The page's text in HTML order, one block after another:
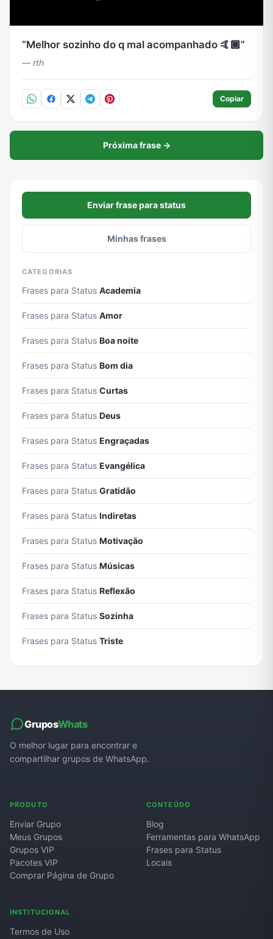
Melhor sozinho do q mal acompanhado 🤙🏾
— rth
Copiar
Próxima frase →
Enviar frase para status
Minhas frases
CATEGORIAS
Frases para Status Academia
Frases para Status Amor
Frases para Status Boa noite
Frases para Status Bom dia
Frases para Status Curtas
Frases para Status Deus
Frases para Status Engraçadas
Frases para Status Evangélica
Frases para Status Gratidão
Frases para Status Indiretas
Frases para Status Motivação
Frases para Status Músicas
Frases para Status Reflexão
Frases para Status Sozinha
Frases para Status Triste
GruposWhats
O melhor lugar para encontrar e
compartilhar grupos de WhatsApp.
PRODUTO
Enviar Grupo
Meus Grupos
Grupos VIP
Pacotes VIP
Comprar Página de Grupo
CONTEÚDO
Blog
Ferramentas para WhatsApp
Frases para Status
Locais
INSTITUCIONAL
Termos de Uso